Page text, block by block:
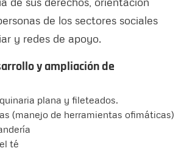
de los sectores sociales
y redes de apoyo.
y ampliación de
plana y fileteados.
(manejo de herramientas ofimáticas)
té